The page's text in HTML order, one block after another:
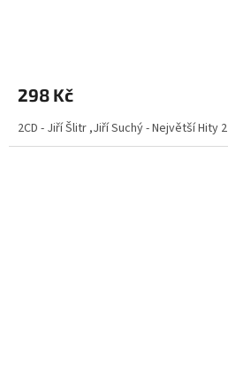
298 Kč
2CD - Jiří Šlitr ,Jiří Suchý - Největší Hity 2